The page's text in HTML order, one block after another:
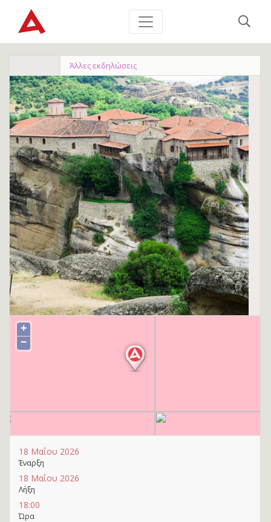
Άλλες εκδηλώσεις
+
−
18 Μαΐου 2026
Έναρξη
18 Μαΐου 2026
Λήξη
18:00
Ώρα